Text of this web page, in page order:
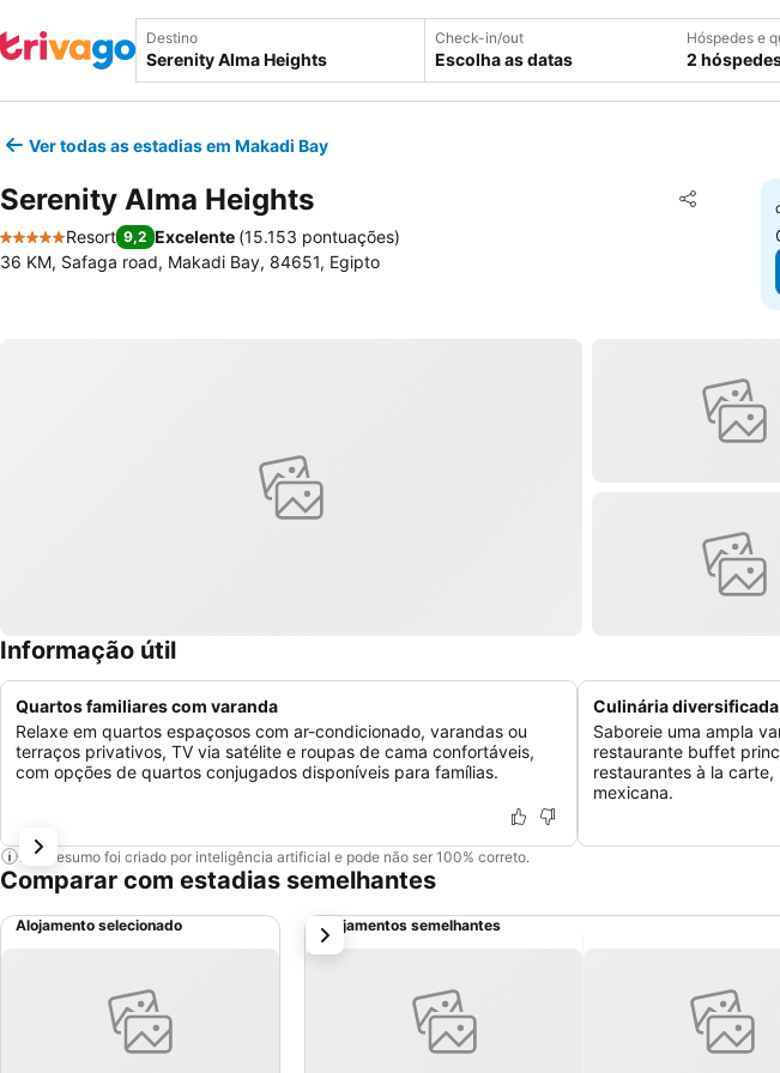
Destino Check-in/out
Escolha as datas
Hóspedes e
2
Ver todas as estadias em Makadi Bay
Serenity Alma Heights Partilhar
5 Estrelas
Resort 9,2 Excelente (15.153 pontuações)
36 KM, Safaga road, Makadi Bay, 84651, Egipto
Informação útil
Quartos familiares com varanda
Relaxe em quartos espaçosos com ar-condicionado, varandas ou
terraços privativos, TV via satélite e roupas de cama confortáveis,
com opções de quartos conjugados disponíveis para famílias.
Culinária
Saboreie uma ampla
restaurante buffet
restaurantes à la
mexicana.
Este resumo foi criado por inteligência artificial e pode não ser 100% correto.
Comparar com estadias semelhantes
Alojamento selecionado Alojamentos semelhantes
próximo